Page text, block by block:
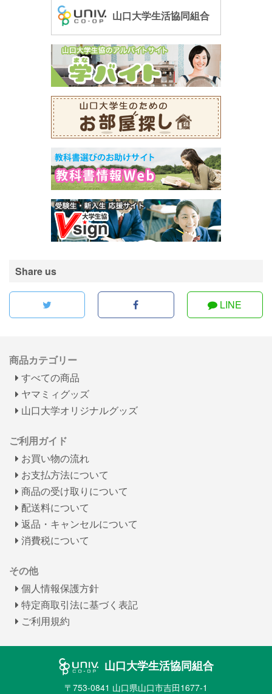
山口大学生活協同組合
Share us
LINE
商品カテゴリー
すべての商品
ヤマミィグッズ
山口大学オリジナルグッズ
ご利用ガイド
お買い物の流れ
お支払方法について
商品の受け取りについて
配送料について
返品・キャンセルについて
消費税について
その他
個人情報保護方針
特定商取引法に基づく表記
ご利用規約
山口大学生活協同組合
〒753-0841 山口県山口市吉田1677-1